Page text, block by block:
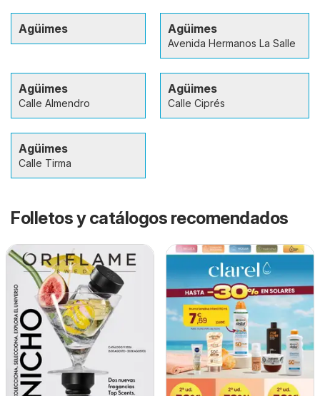
Agüimes Agüimes
Avenida Hermanos La Salle
Agüimes
Calle Almendro
Agüimes
Calle Ciprés
Agüimes
Calle Tirma
Folletos y catálogos recomendados